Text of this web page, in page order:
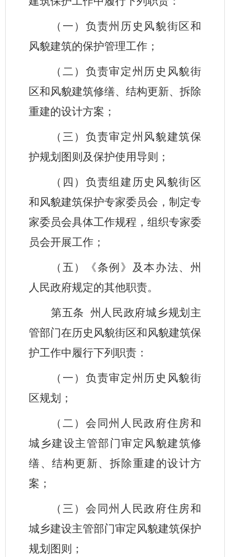
（一）负责州历史风貌街区和
风貌建筑的保护管理工作；
（二）负责审定州历史风貌街
区和风貌建筑修缮、结构更新、拆除
重建的设计方案；
（三）负责审定州风貌建筑保
护规划图则及保护使用导则；
（四）负责组建历史风貌街区
和风貌建筑保护专家委员会，制定专
家委员会具体工作规程，组织专家委
员会开展工作；
（五）《条例》及本办法、州
人民政府规定的其他职责。
第五条 州人民政府城乡规划主
管部门在历史风貌街区和风貌建筑保
护工作中履行下列职责：
（一）负责审定州历史风貌街
区规划；
（二）会同州人民政府住房和
城乡建设主管部门审定风貌建筑修
缮、结构更新、拆除重建的设计方
案；
（三）会同州人民政府住房和
城乡建设主管部门审定风貌建筑保护
规划图则；